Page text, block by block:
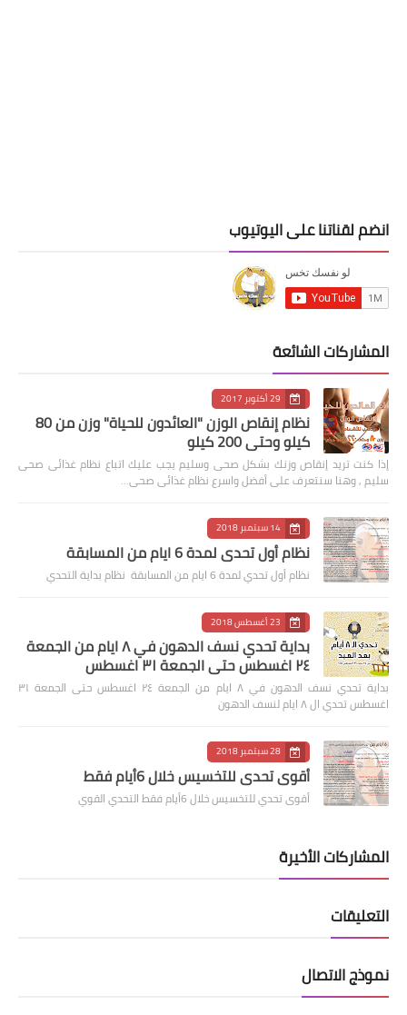
انضم لقناتنا على اليوتيوب
المشاركات الشائعة
29 أكتوبر 2017
نظام إنقاص الوزن "العائدون للحياة" وزن من 80
كيلو وحتى 200 كيلو
إذا كنت تريد إنقاص وزنك بشكل صحى وسليم يجب عليك اتباع نظام غذائى صحى
سليم , وهنا سنتعرف على أفضل واسرع نظام غذائى صحى…
14 سبتمبر 2018
نظام أول تحدي لمدة 6 ايام من المسابقة
نظام أول تحدي لمدة 6 ايام من المسابقة نظام بداية التحدي
23 أغسطس 2018
بداية تحدي نسف الدهون في ٨ ايام من الجمعة
٢٤ اغسطس حتى الجمعة ٣١ اغسطس
بداية تحدي نسف الدهون في ٨ ايام من الجمعة ٢٤ اغسطس حتى الجمعة ٣١
اغسطس تحدي ال ٨ ايام لنسف الدهون
28 سبتمبر 2018
أقوى تحدي للتخسيس خلال 6أيام فقط
أقوى تحدي للتخسيس خلال 6أيام فقط التحدي القوي
المشاركات الأخيرة
التعليقات
نموذج الاتصال